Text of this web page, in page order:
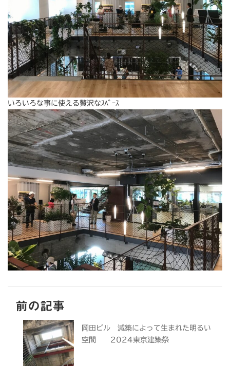
いろいろな事に使える贅沢なｽﾍﾟｰｽ
前の記事
岡田ビル 減築によって生まれた明るい
空間 2024東京建築祭